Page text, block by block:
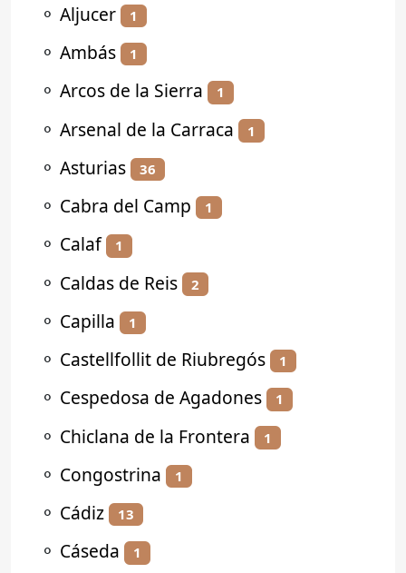
⚬ Aljucer 1
⚬ Ambás 1
⚬ Arcos de la Sierra 1
⚬ Arsenal de la Carraca 1
⚬ Asturias 36
⚬ Cabra del Camp 1
⚬ Calaf 1
⚬ Caldas de Reis 2
⚬ Capilla 1
⚬ Castellfollit de Riubregós 1
⚬ Cespedosa de Agadones 1
⚬ Chiclana de la Frontera 1
⚬ Congostrina 1
⚬ Cádiz 13
⚬ Cáseda 1